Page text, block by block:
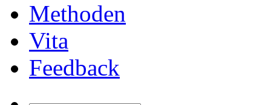
Methoden
Vita
Feedback